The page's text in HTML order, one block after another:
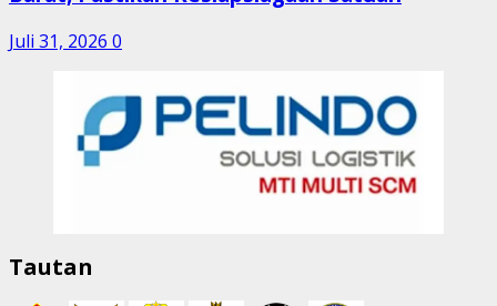
Juli 31, 2026 0
Tautan